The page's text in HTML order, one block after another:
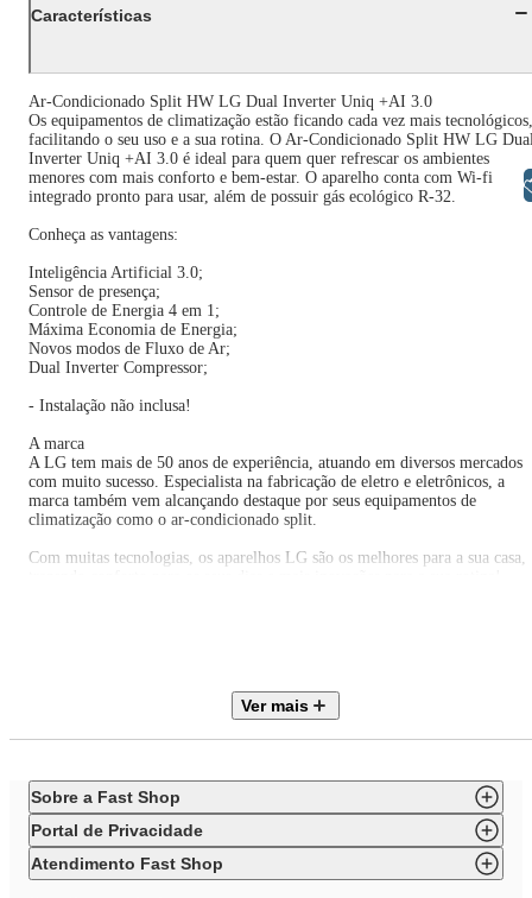
Características
Ar-Condicionado Split HW LG Dual Inverter Uniq +AI 3.0
Os equipamentos de climatização estão ficando cada vez mais tecnológicos,
facilitando o seu uso e a sua rotina. O Ar-Condicionado Split HW LG
Inverter Uniq +AI 3.0 é ideal para quem quer refrescar os ambientes
menores com mais conforto e bem-estar. O aparelho conta com Wi-fi
integrado pronto para usar, além de possuir gás ecológico R-32.
Conheça as vantagens:
Inteligência Artificial 3.0;
Sensor de presença;
Controle de Energia 4 em 1;
Máxima Economia de Energia;
Novos modos de Fluxo de Ar;
Dual Inverter Compressor;
- Instalação não inclusa!
A marca
A LG tem mais de 50 anos de experiência, atuando em diversos mercados
com muito sucesso. Especialista na fabricação de eletro e eletrônicos, a
marca também vem alcançando destaque por seus equipamentos de
climatização como o ar-condicionado split.
Com muitas tecnologias, os aparelhos LG são os melhores para a sua casa,
Informações Garantia Descrição
Ciclo:Quente/Frio
Cor:Branco
Tecnologia:Inverter
Gás Refrigerante:R-32
Possui Wi-FI ?:Sim
Área do Ambiente (m²):20
Ver mais
Sobre a Fast Shop
Portal de Privacidade
Atendimento Fast Shop
Libras